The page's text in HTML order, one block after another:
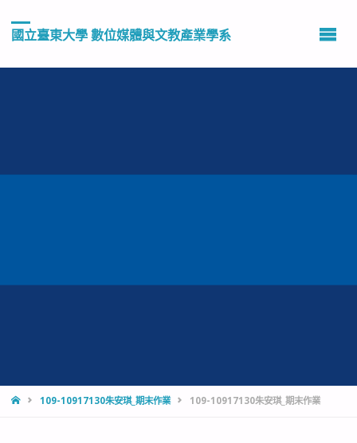
國立臺東大學 數位媒體與文教產業學系
HOME109-10917130朱安琪_期末作業 109-10917130朱安琪_期末作業